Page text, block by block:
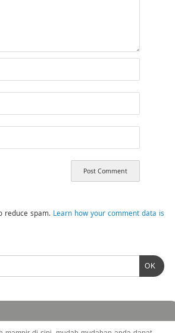
reduce spam. Learn how your comment data is
OK